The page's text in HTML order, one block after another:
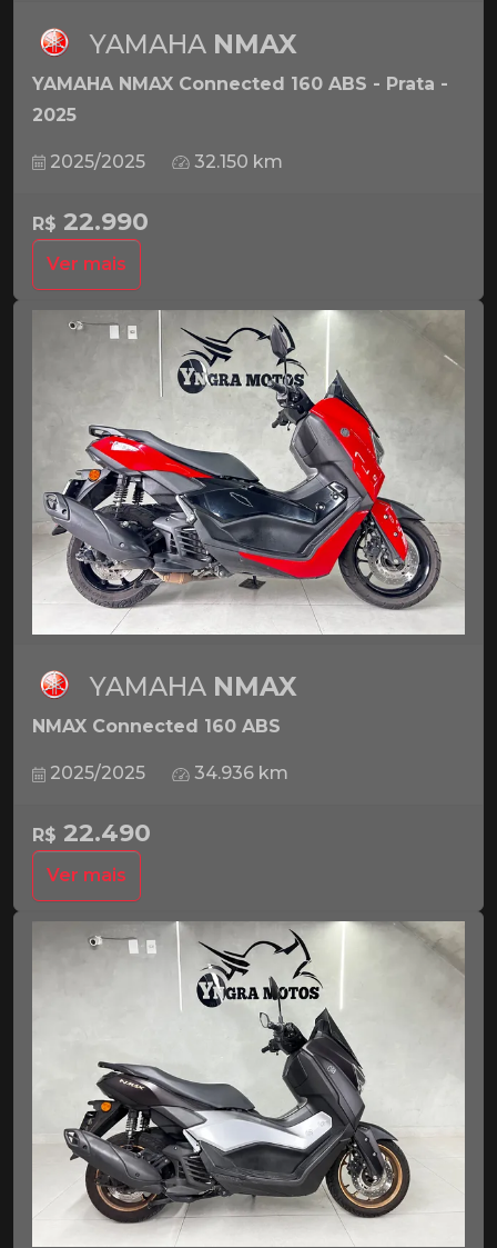
YAMAHA NMAX
YAMAHA NMAX Connected 160 ABS - Prata -
2025
2025/2025 32.150 km
R$ 22.990
Ver mais
YAMAHA NMAX
NMAX Connected 160 ABS
2025/2025 34.936 km
R$ 22.490
Ver mais